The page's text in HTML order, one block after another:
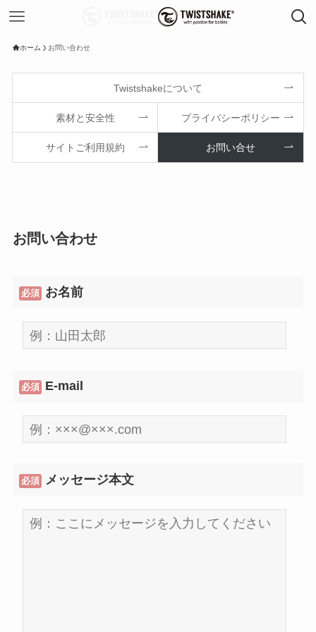
ホーム お問い合わせ
Twistshakeについて
素材と安全性 プライバシーポリシー
サイトご利用規約 お問い合せ
お問い合わせ
必須 お名前
必須 E-mail
必須 メッセージ本文